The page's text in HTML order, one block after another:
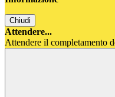
Chiudi
Attendere...
Attendere il completamento